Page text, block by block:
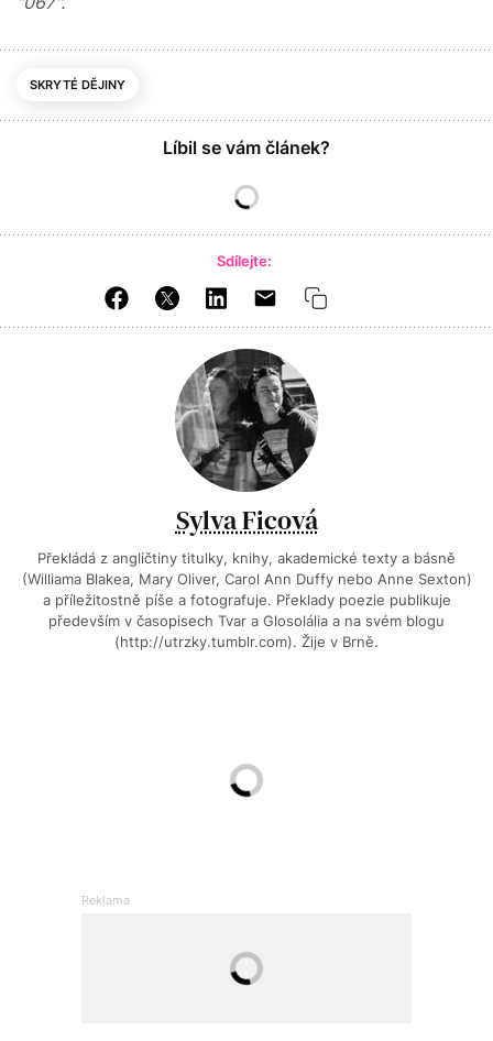
SKRYTÉ DĚJINY
Líbil se vám článek?
Sdílejte:
Sylva Ficová
Překládá z angličtiny titulky, knihy, akademické texty a básně
(Williama Blakea, Mary Oliver, Carol Ann Duffy nebo Anne Sexton)
a příležitostně píše a fotografuje. Překlady poezie publikuje
především v časopisech Tvar a Glosolália a na svém blogu
(http://utrzky.tumblr.com). Žije v Brně.